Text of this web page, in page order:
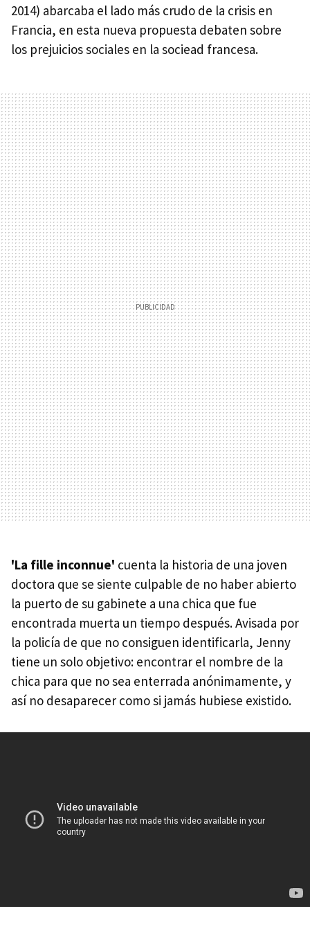
2014) abarcaba el lado más crudo de la crisis en
Francia, en esta nueva propuesta debaten sobre
los prejuicios sociales en la sociead francesa.
'La fille inconnue' cuenta la historia de una joven
doctora que se siente culpable de no haber abierto
la puerto de su gabinete a una chica que fue
encontrada muerta un tiempo después. Avisada por
la policía de que no consiguen identificarla, Jenny
tiene un solo objetivo: encontrar el nombre de la
chica para que no sea enterrada anónimamente, y
así no desaparecer como si jamás hubiese existido.